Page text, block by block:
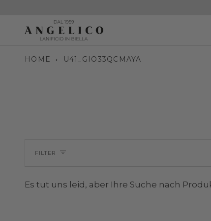
HOME U41_GIO33QCMAYA
FILTER
Es tut uns leid, aber Ihre Suche nach